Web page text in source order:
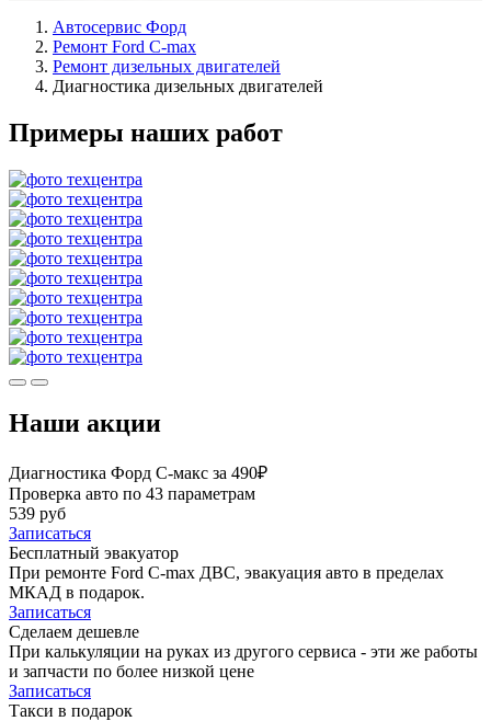
Автосервис Форд
Ремонт Ford C-max
Ремонт дизельных двигателей
Диагностика дизельных двигателей
Примеры наших работ
Наши акции
Диагностика Форд С-макс за 490₽
Проверка авто по 43 параметрам
539 руб
Записаться
Бесплатный эвакуатор
При ремонте Ford C-max ДВС, эвакуация авто в пределах
МКАД в подарок.
Записаться
Сделаем дешевле
При калькуляции на руках из другого сервиса - эти же работы
и запчасти по более низкой цене
Записаться
Такси в подарок